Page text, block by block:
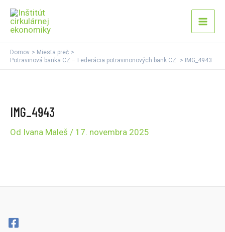
Preskočiť
obsah
Main
Domov
Miesta preč
Potravinová banka CZ – Federácia potravinonových bank CZ
IMG_4943
IMG_4943
Od Ivana Maleš / 17. novembra 2025